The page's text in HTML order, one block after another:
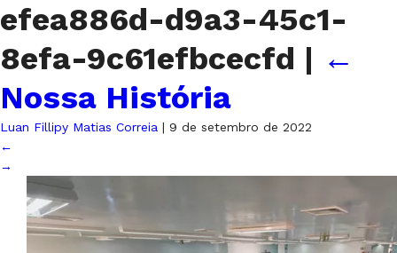
efea886d-d9a3-45c1-
8efa-9c61efbcecfd | ←
Nossa História
Luan Fillipy Matias Correia | 9 de setembro de 2022
←
→